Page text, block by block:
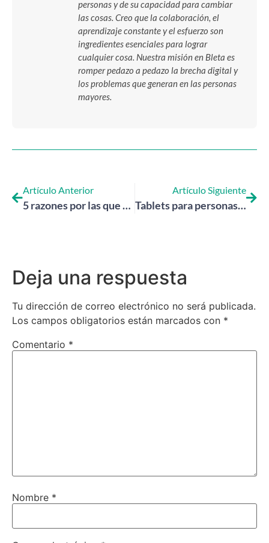
personas y de su capacidad para cambiar
las cosas. Creo que la colaboración, el
aprendizaje constante y el esfuerzo son
ingredientes esenciales para lograr
cualquier cosa. Nuestra misión en Bleta es
romper pedazo a pedazo la brecha digital y
los problemas que generan en las personas
mayores.
Artículo Anterior
5 razones por las que una tablet es el regalo perfecto para las personas mayores
Artículo Siguiente
Tablets para personas mayores: ¿Cómo pueden ayudar a prevenir la soledad y el aislamiento social?
Deja una respuesta
Tu dirección de correo electrónico no será publicada.
Los campos obligatorios están marcados con *
Comentario *
Nombre *